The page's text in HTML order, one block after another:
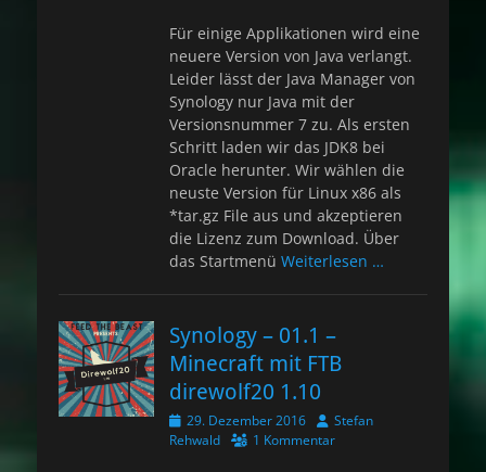
Für einige Applikationen wird eine
neuere Version von Java verlangt.
Leider lässt der Java Manager von
Synology nur Java mit der
Versionsnummer 7 zu. Als ersten
Schritt laden wir das JDK8 bei
Oracle herunter. Wir wählen die
neuste Version für Linux x86 als
*tar.gz File aus und akzeptieren
die Lizenz zum Download. Über
das Startmenü Weiterlesen …
Synology – 01.1 –
Minecraft mit FTB
direwolf20 1.10
Veröffentlicht
am
29. Dezember 2016 AutorStefan
Rehwald
1 Kommentar